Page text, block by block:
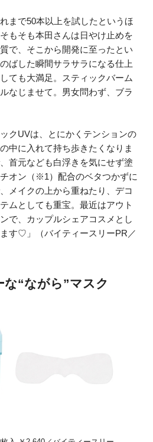
まで50本以上を試したというほ
もそも本田さんは日やけ止めを
で、そこから開発に至ったとい
ばした瞬間サラサラになる仕上
ても大満足。スティックバーム
なじませて。男女問わず、ブラ
クUVは、とにかくテンションの
中に入れて持ち歩きたくなりま
首元なども白浮きを気にせず塗
オン（※1）配合のベタつかずに
メイクの上から重ねたり、デコ
ムとしても重宝。最近はアウト
で、カップルシェアコスメとし
す♡」（バイティースリーPR／
“ながら”マスク